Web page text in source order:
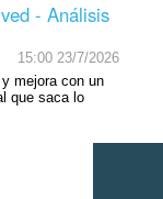
- Análisis
15:00 23/7/2026
mejora con un
que saca lo